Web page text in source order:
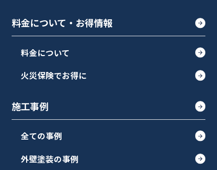
料金について・お得情報
料金について
火災保険でお得に
施工事例
全ての事例
外壁塗装の事例